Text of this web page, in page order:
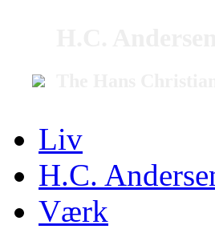
Liv
H.C.
Værk